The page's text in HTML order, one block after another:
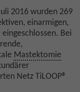
2016 wurden 269
einarmigen,
Bei
Mastektomie
Netz TiLOOP®